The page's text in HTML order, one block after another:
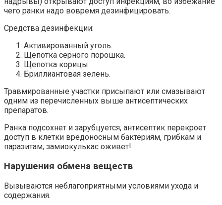
чего ранки надо вовремя дезинфицировать.
Средства дезинфекции:
Активированный уголь.
Щепотка серного порошка.
Щепотка корицы.
Бриллиантовая зелень.
Травмированные участки присыпают или смазывают
одним из перечисленных выше антисептических
препаратов.
Ранка подсохнет и зарубцуется, антисептик перекроет
доступ в клетки вредоносным бактериям, грибкам и
паразитам, замиокулькас оживет!
Нарушения обмена веществ
Вызываются неблагоприятными условиями ухода и
содержания.